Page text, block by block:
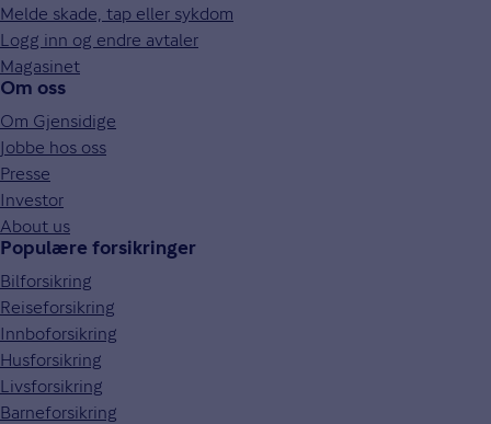
Melde skade, tap eller sykdom
Logg inn og endre avtaler
Magasinet
Om oss
Om Gjensidige
Jobbe hos oss
Presse
Investor
About us
Populære forsikringer
Bilforsikring
Reiseforsikring
Innboforsikring
Husforsikring
Livsforsikring
Barneforsikring